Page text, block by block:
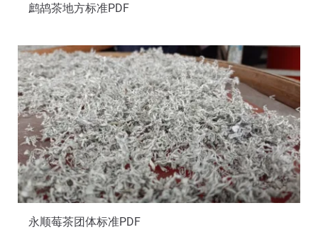
鹧鸪茶地方标准PDF
永顺莓茶团体标准PDF